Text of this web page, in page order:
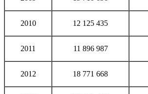
2010 12 125 435
2011 11 896 987
2012 18 771 668